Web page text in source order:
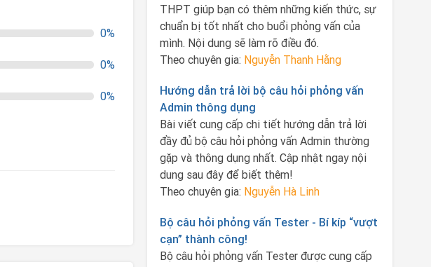
0%
0%
0%
THPT giúp bạn có thêm những kiến thức, sự
chuẩn bị tốt nhất cho buổi phỏng vấn của
mình. Nội dung sẽ làm rõ điều đó.
Theo chuyên gia: Nguyễn Thanh Hằng
Hướng dẫn trả lời bộ câu hỏi phỏng vấn
Admin thông dụng
Bài viết cung cấp chi tiết hướng dẫn trả lời
đầy đủ bộ câu hỏi phỏng vấn Admin thường
gặp và thông dụng nhất. Cập nhật ngay nội
dung sau đây để biết thêm!
Theo chuyên gia: Nguyễn Hà Linh
Bộ câu hỏi phỏng vấn Tester - Bí kíp “vượt
cạn” thành công!
Bộ câu hỏi phỏng vấn Tester được cung cấp